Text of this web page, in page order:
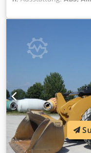
Mobilbagger ? Baujahr
Zum Verkauf steht ein
einem sehr
Ausstattung:* Baujahr:
Klimaanlage *
Zentralschmieranlage
in gutem Zustand *
Dieselmotor Die
befindet sich sowohl
sehr guten Zustand.
sich ideal für den Tief-,
allgemeinen Erdbau.
jederzeit nach
kann auf Wunsch